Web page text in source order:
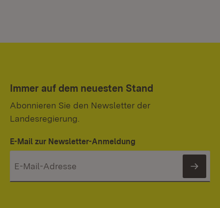
Immer auf dem neuesten Stand
Abonnieren Sie den Newsletter der
Landesregierung.
E-Mail zur Newsletter-Anmeldung